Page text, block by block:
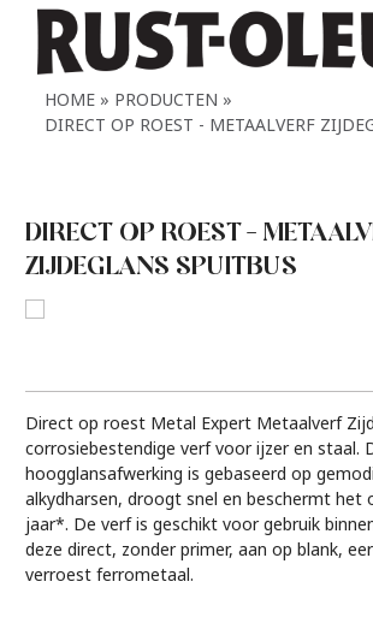
HOME
PRODUCTEN
DIRECT OP ROEST - METAALVERF
DIRECT OP ROEST –
ZIJDEGLANS SPUITBUS
Direct op roest Metal Expert Metaalverf
corrosiebestendige verf voor ijzer en staal.
hoogglansafwerking is gebaseerd op
alkydharsen, droogt snel en beschermt het
jaar*. De verf is geschikt voor gebruik
deze direct, zonder primer, aan op blank,
verroest ferrometaal.